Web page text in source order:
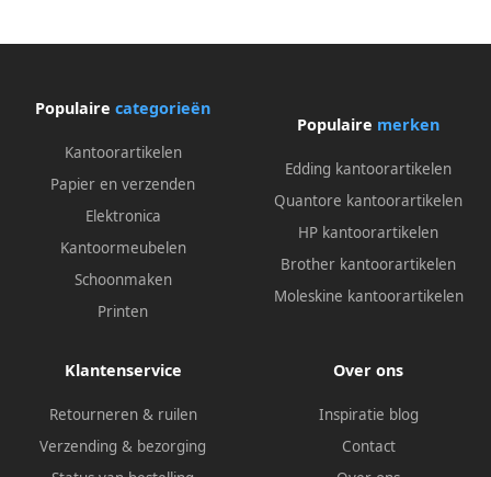
Populaire categorieën
Kantoorartikelen
Papier en verzenden
Elektronica
Kantoormeubelen
Schoonmaken
Printen
Populaire merken
Edding kantoorartikelen
Quantore kantoorartikelen
HP kantoorartikelen
Brother kantoorartikelen
Moleskine kantoorartikelen
Klantenservice
Retourneren & ruilen
Verzending & bezorging
Over ons
Inspiratie blog
Contact